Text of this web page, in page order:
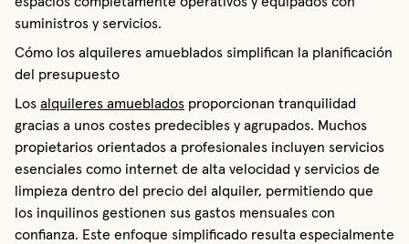
suministros y servicios.
Cómo los alquileres amueblados simplifican la planificación
del presupuesto
Los alquileres amueblados proporcionan tranquilidad
gracias a unos costes predecibles y agrupados. Muchos
propietarios orientados a profesionales incluyen servicios
esenciales como internet de alta velocidad y servicios de
limpieza dentro del precio del alquiler, permitiendo que
los inquilinos gestionen sus gastos mensuales con
confianza. Este enfoque simplificado resulta especialmente